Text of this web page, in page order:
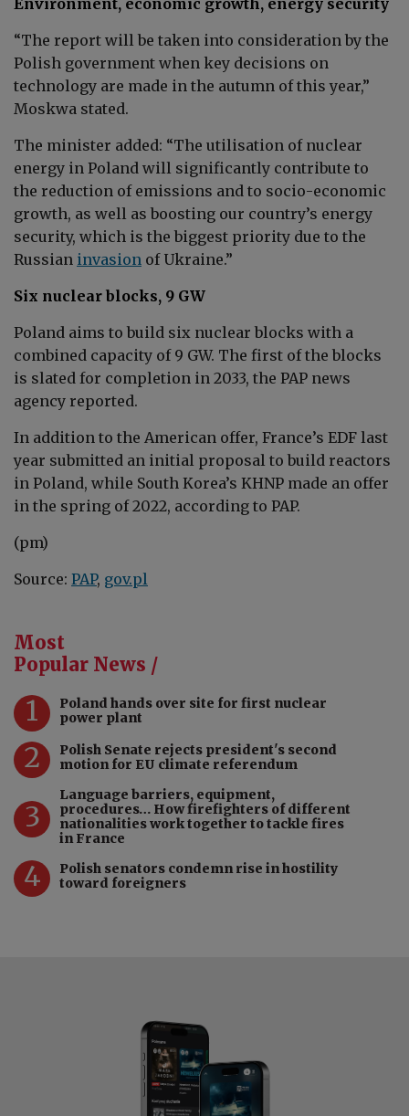
Environment, economic growth, energy security
“The report will be taken into consideration by the
Polish government when key decisions on
technology are made in the autumn of this year,”
Moskwa stated.
The minister added: “The utilisation of nuclear
energy in Poland will significantly contribute to
the reduction of emissions and to socio-economic
growth, as well as boosting our country’s energy
security, which is the biggest priority due to the
Russian invasion of Ukraine.”
Six nuclear blocks, 9 GW
Poland aims to build six nuclear blocks with a
combined capacity of 9 GW. The first of the blocks
is slated for completion in 2033, the PAP news
agency reported.
In addition to the American offer, France’s EDF last
year submitted an initial proposal to build reactors
in Poland, while South Korea’s KHNP made an offer
in the spring of 2022, according to PAP.
(pm)
Source: PAP, gov.pl
Most
Popular News /
1
Poland hands over site for first nuclear
power plant
2
Polish Senate rejects president's second
motion for EU climate referendum
3
Language barriers, equipment,
procedures… How firefighters of different
nationalities work together to tackle fires
in France
4
Polish senators condemn rise in hostility
toward foreigners